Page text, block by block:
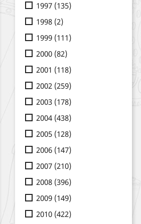
1997 (135)
1998 (2)
1999 (111)
2000 (82)
2001 (118)
2002 (259)
2003 (178)
2004 (438)
2005 (128)
2006 (147)
2007 (210)
2008 (396)
2009 (149)
2010 (422)